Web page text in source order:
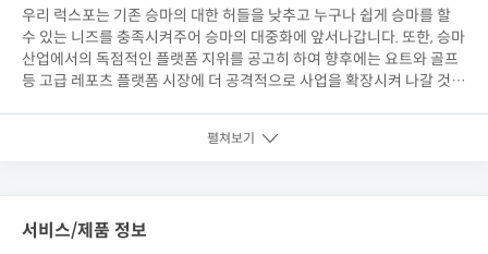
우리 럭스포는 기존 승마의 대한 허들을 낮추고 누구나 쉽게 승마를 할
수 있는 니즈를 충족시켜주어 승마의 대중화에 앞서나갑니다. 또한, 승마
산업에서의 독점적인 플랫폼 지위를 공고히 하여 향후에는 요트와 골프
등 고급 레포츠 플랫폼 시장에 더 공격적으로 사업을 확장시켜 나갈 것입
펼쳐보기
서비스/제품 정보